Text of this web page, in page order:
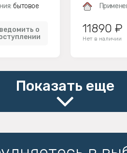
бытовое
о
11890 ₽
Нет в наличии
Показать еще